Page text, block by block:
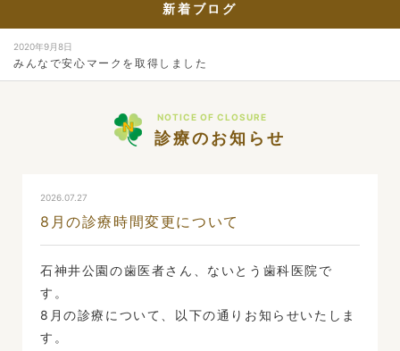
新着ブログ
2020年9月8日
みんなで安心マークを取得しました
NOTICE OF CLOSURE
診療のお知らせ
2026.07.27
8月の診療時間変更について
石神井公園の歯医者さん、ないとう歯科医院で
す。
8月の診療について、以下の通りお知らせいたしま
す。